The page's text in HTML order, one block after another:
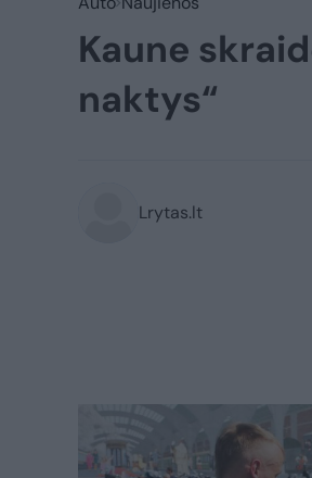
Kaune
naktys“
Lrytas.lt